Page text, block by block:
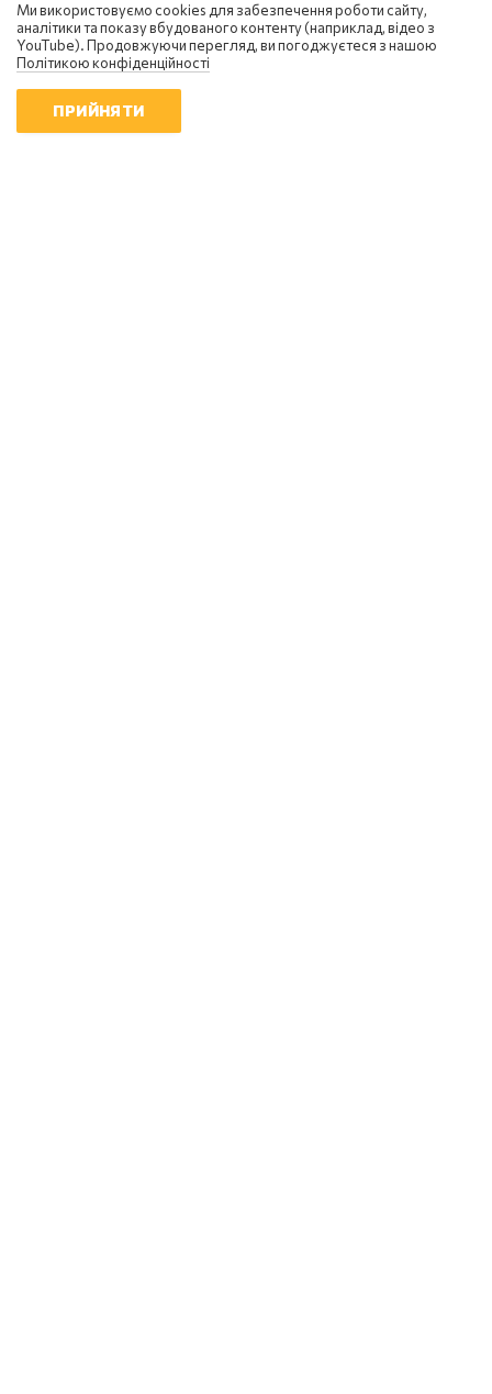
Ми використовуємо cookies для забезпечення роботи сайту,
аналітики та показу вбудованого контенту (наприклад, відео з
YouTube). Продовжуючи перегляд, ви погоджуєтеся з нашою
Політикою конфіденційності
ПРИЙНЯТИ